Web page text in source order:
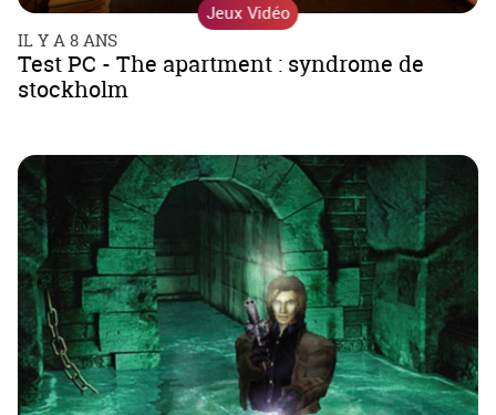
Jeux Vidéo
IL Y A 8 ANS
Test PC - The apartment : syndrome de
stockholm